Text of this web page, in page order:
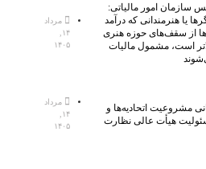
سازمان امور مالیاتی:
یا هنرمندانی که درآمد
از سقف‌های حوزه هنری
است، مشمول مالیات
مرداد
۱۴,
۱۴۰۵
مشروعیت اتحادیه‌ها و
هیأت عالی نظارت
مرداد
۱۴,
۱۴۰۵